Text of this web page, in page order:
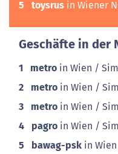
5 toysrus in Wiener
Geschäfte in der
1 metro in Wien /
2 metro in Wien /
3 metro in Wien /
4 pagro in Wien /
5 bawag-psk in